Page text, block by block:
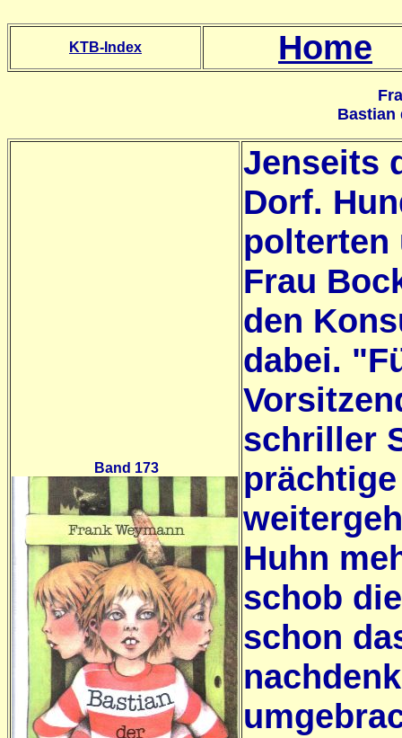
KTB-Index Home
Bastian
Band 173
Jenseits
Dorf.
polterten
Frau
den
dabei.
schriller
Huhn
schob
schon